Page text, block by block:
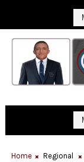
Home Regional